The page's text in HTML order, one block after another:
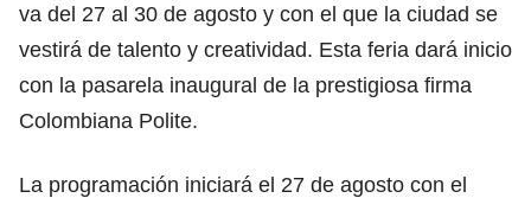
va del 27 al 30 de agosto y con el que la ciudad se
vestirá de talento y creatividad. Esta feria dará inicio
con la pasarela inaugural de la prestigiosa firma
Colombiana Polite.
La programación iniciará el 27 de agosto con el